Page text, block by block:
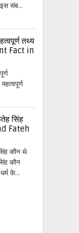
इस संब...
तथ्य
Fact in
सिंह
Fateh
कौन थे
कौन
के...